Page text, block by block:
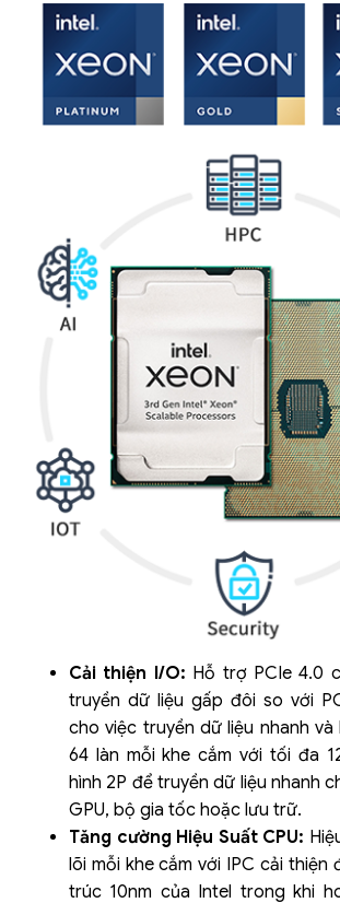
Cải thiện I/O: Hỗ trợ PCIe 4.0
truyền dữ liệu gấp đôi so với
cho việc truyền dữ liệu nhanh và
64 làn mỗi khe cắm với tối đa
hình 2P để truyền dữ liệu nhanh
GPU, bộ gia tốc hoặc lưu trữ.
Tăng cường Hiệu Suất CPU:
lõi mỗi khe cắm với IPC cải thiện
trúc 10nm của Intel trong khi